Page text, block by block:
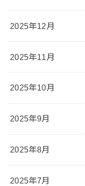
2025年12月
2025年11月
2025年10月
2025年9月
2025年8月
2025年7月